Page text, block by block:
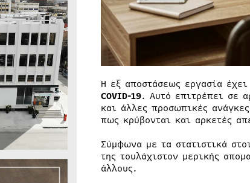
Η εξ αποστάσεως εργασία
COVID-19. Αυτό επιτρέπει σε
και άλλες προσωπικές
πως κρύβονται και αρκετές
Σύμφωνα με τα στατιστικά
της τουλάχιστον μερικής
άλλους.